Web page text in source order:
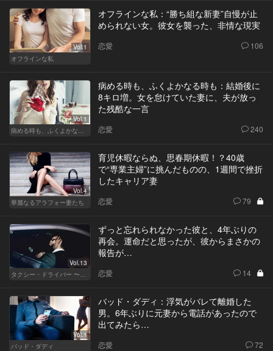
Vol.1
オフラインな私
オフラインな私：“勝ち組な新妻”自慢が止
められない女。彼女を襲った、非情な現実
恋愛 106
Vol.1
病める時も、ふくよかなる時も
病める時も、ふくよかなる時も：結婚後に
8キロ増。女を怠けていた妻に、夫が放っ
た残酷な一言
恋愛 240
Vol.4
華麗なるアラフォー妻たち
育児休暇ならぬ、思春期休暇！？40歳
で“専業主婦”に挑んだものの、1週間で挫折
したキャリア妻
恋愛 79
Vol.13
タクシー・ドライバー 〜柊舞香〜
ずっと忘れられなかった彼と、4年ぶりの
再会。運命だと思ったが、彼からまさかの
報告が…
恋愛 14
Vol.1
バッド・ダディ
バッド・ダディ：浮気がバレて離婚した
男。6年ぶりに元妻から電話があったので
出てみたら…
恋愛 72